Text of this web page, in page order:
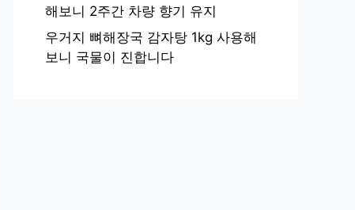
해보니 2주간 차량 향기 유지
우거지 뼈해장국 감자탕 1kg 사용해
보니 국물이 진합니다